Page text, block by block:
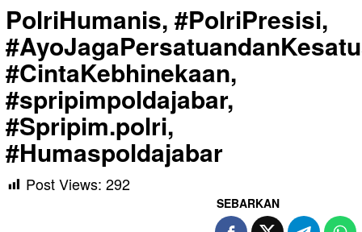
PolriHumanis, #PolriPresisi,
#CintaKebhinekaan,
#spripimpoldajabar,
#Spripim.polri,
#Humaspoldajabar
Post Views: 292
SEBARKAN